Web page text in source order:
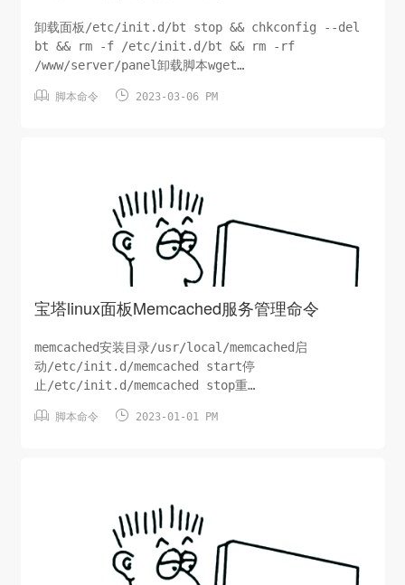
卸载面板/etc/init.d/bt stop && chkconfig --del
bt && rm -f /etc/init.d/bt && rm -rf
/www/server/panel卸载脚本wget
&& bash bt-un...
 脚本命令  2023-03-06 PM
宝塔linux面板Memcached服务管理命令
memcached安装目录/usr/local/memcached启
动/etc/init.d/memcached start停
止/etc/init.d/memcached stop重
载/etc/init.d/memcached reload
 脚本命令  2023-01-01 PM